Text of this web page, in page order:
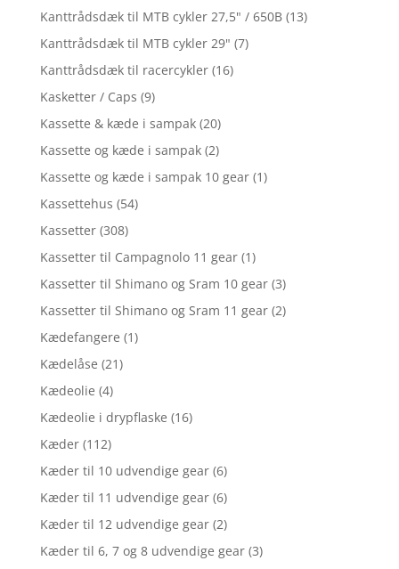
Kanttrådsdæk til MTB cykler 27,5" / 650B (13)
Kanttrådsdæk til MTB cykler 29" (7)
Kanttrådsdæk til racercykler (16)
Kasketter / Caps (9)
Kassette & kæde i sampak (20)
Kassette og kæde i sampak (2)
Kassette og kæde i sampak 10 gear (1)
Kassettehus (54)
Kassetter (308)
Kassetter til Campagnolo 11 gear (1)
Kassetter til Shimano og Sram 10 gear (3)
Kassetter til Shimano og Sram 11 gear (2)
Kædefangere (1)
Kædelåse (21)
Kædeolie (4)
Kædeolie i drypflaske (16)
Kæder (112)
Kæder til 10 udvendige gear (6)
Kæder til 11 udvendige gear (6)
Kæder til 12 udvendige gear (2)
Kæder til 6, 7 og 8 udvendige gear (3)